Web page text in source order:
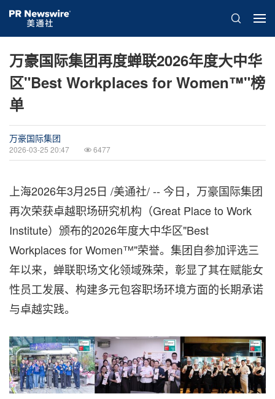
万豪国际集团再度蝉联2026年度大中华
区"Best Workplaces for Women™"榜
单
万豪国际集团
2026-03-25 20:47 6477
上海2026年3月25日 /美通社/ -- 今日，万豪国际集团
再次荣获卓越职场研究机构（Great Place to Work
Institute）颁布的2026年度大中华区"Best
Workplaces for Women™"荣誉。集团自参加评选三
年以来，蝉联职场文化领域殊荣，彰显了其在赋能女
性员工发展、构建多元包容职场环境方面的长期承诺
与卓越实践。